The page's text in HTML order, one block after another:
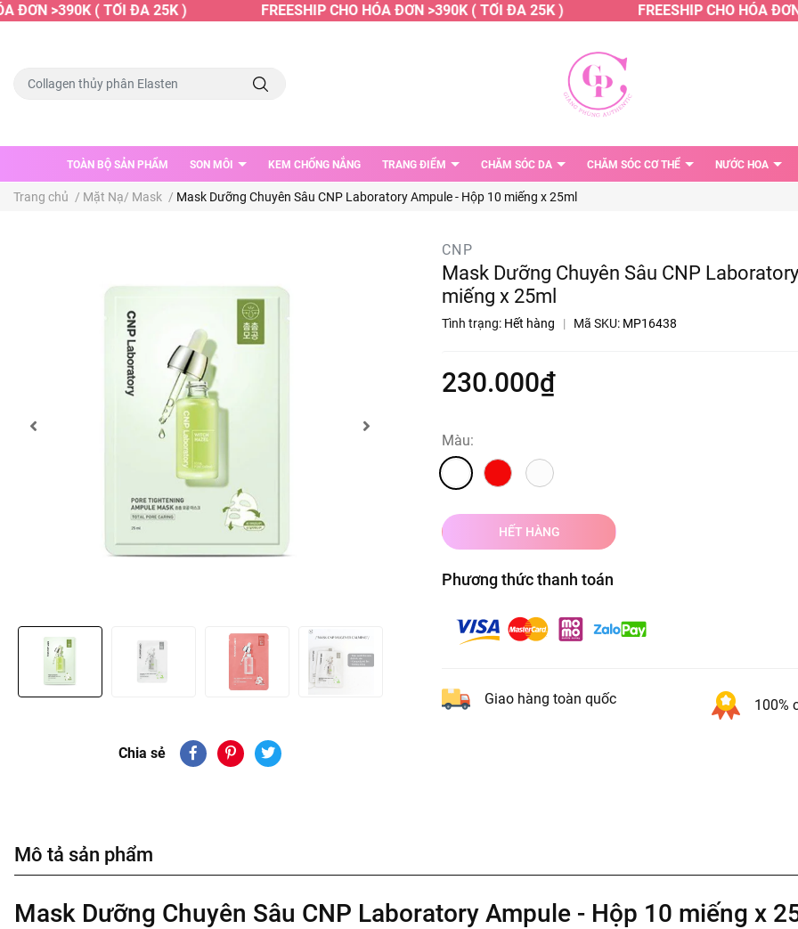
ĐƠN >390K ( TỐI ĐA 25K ) FREESHIP CHO HÓA ĐƠN >390K ( TỐI ĐA 25K ) FREESHIP CHO HÓA
TOÀN BỘ SẢN PHẨM SON MÔI KEM CHỐNG NẮNG TRANG ĐIỂM CHĂM SÓC DA CHĂM SÓC CƠ THỂ NƯỚC HOA
Trang chủ / Mặt Nạ/ Mask / Mask Dưỡng Chuyên Sâu CNP Laboratory Ampule - Hộp 10 miếng x 25ml
Chia sẻ
CNP
Mask Dưỡng Chuyên Sâu CNP
miếng x 25ml
Tình trạng: Hết hàng | Mã SKU: MP16438
230.000₫
Màu:
HẾT HÀNG
Phương thức thanh toán
Giao hàng toàn quốc 100%
Mô tả sản phẩm
Mask Dưỡng Chuyên Sâu CNP Laboratory Ampule - Hộp 10 miếng x